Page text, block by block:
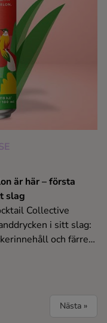
är här – första
slag
Collective
i sitt slag:
och färre
på marknaden.
Nästa »